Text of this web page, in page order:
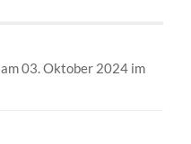
am 03. Oktober 2024 im